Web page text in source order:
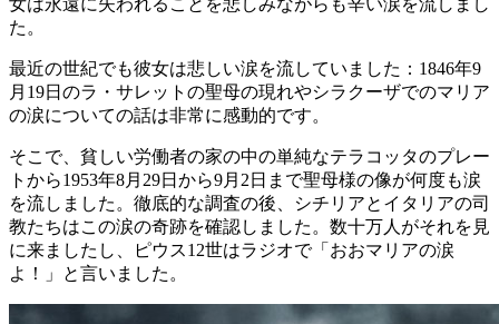
女は永遠に失われることを悲しみながらも辛い涙を流しまし
た。
最近の世紀でも彼女は悲しい涙を流していました：1846年9
月19日のラ・サレットの聖母の現れやシラクーザでのマリア
の涙についての話は非常に感動的です。
そこで、貧しい労働者の家の中の単純なテラコッタのプレー
トから1953年8月29日から9月2日まで聖母様の像が何度も涙
を流しました。徹底的な調査の後、シチリアとイタリアの司
教たちはこの涙の奇跡を確認しました。数十万人がそれを見
に来ましたし、ピウス12世はラジオで「おおマリアの涙
よ！」と言いました。